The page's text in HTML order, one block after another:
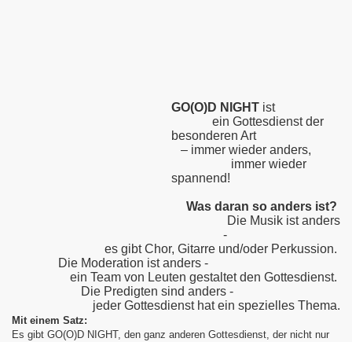
GO(O)D NIGHT ist
ein Gottesdienst der
besonderen Art
– immer wieder anders,
immer wieder
spannend!
Was daran so anders ist?
Die Musik ist anders
-
es gibt Chor, Gitarre und/oder Perkussion.
Die Moderation ist anders -
ein Team von Leuten gestaltet den Gottesdienst.
Die Predigten sind anders -
jeder Gottesdienst hat ein spezielles Thema.
Mit einem Satz:
Es gibt GO(O)D NIGHT, den ganz anderen Gottesdienst, der nicht nur